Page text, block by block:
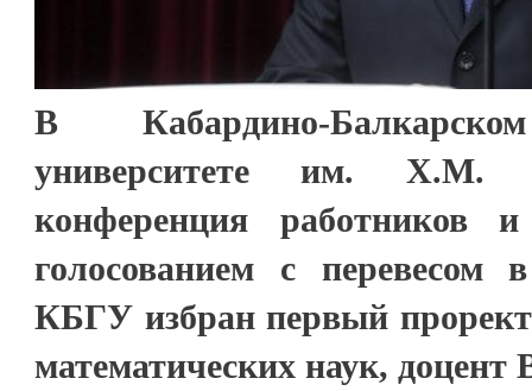
В Кабардино-
университете им. Х.М.
конференция работников
голосованием с перевесом
КБГУ избран первый
математических наук, доцент